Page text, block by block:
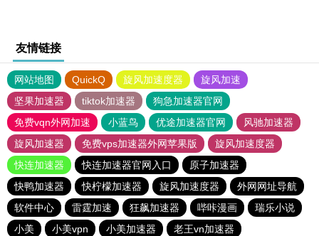
友情链接
网站地图 QuickQ 旋风加速度器
旋风加速
坚果加速器
tiktok加速器
狗急加速器官网
免费vqn外网加速
小蓝鸟 优途加速器官网
风驰加速器
旋风加速器
免费vps加速器外网苹果版
旋风加速度器
快连加速器
快连加速器官网入口
原子加速器
快鸭加速器
快柠檬加速器 旋风加速度器
外网网址导航
软件中心
雷霆加速 狂飙加速器 哔咔漫画
瑞乐小说
小美
小美vpn 小美加速器
老王vn加速器